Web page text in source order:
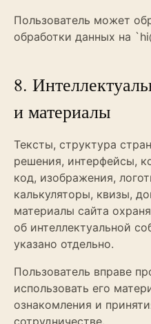
Пользователь может
обработки данных на
8.
и материалы
Тексты, структура
решения, интерфейсы,
код, изображения,
калькуляторы, квизы,
материалы сайта
об интеллектуальной
указано отдельно.
Пользователь вправе
использовать его
ознакомления и
сотрудничестве.